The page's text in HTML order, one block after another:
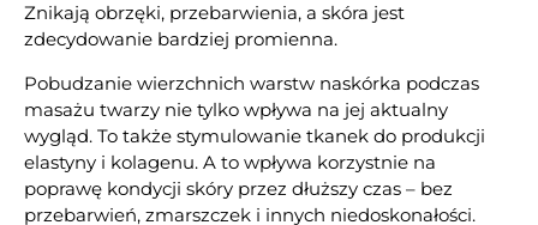
Znikają obrzęki, przebarwienia, a skóra jest
zdecydowanie bardziej promienna.
Pobudzanie wierzchnich warstw naskórka podczas
masażu twarzy nie tylko wpływa na jej aktualny
wygląd. To także stymulowanie tkanek do produkcji
elastyny i kolagenu. A to wpływa korzystnie na
poprawę kondycji skóry przez dłuższy czas – bez
przebarwień, zmarszczek i innych niedoskonałości.